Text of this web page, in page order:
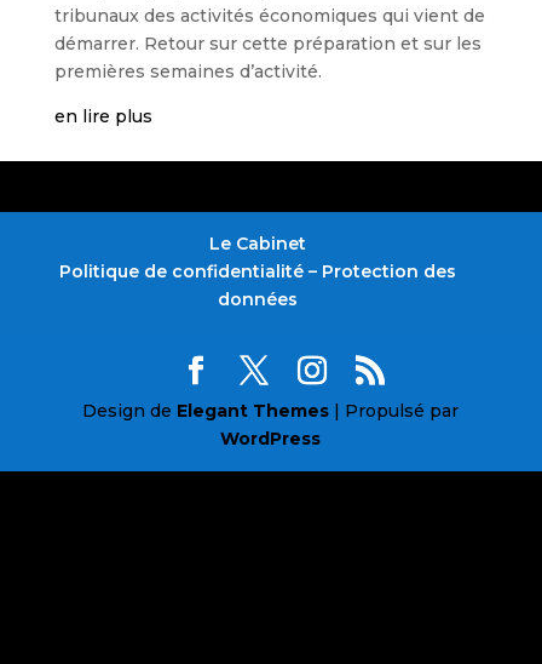
tribunaux des activités économiques qui vient de
démarrer. Retour sur cette préparation et sur les
premières semaines d’activité.
en lire plus
Le Cabinet
Politique de confidentialité – Protection des
données
Design de Elegant Themes | Propulsé par
WordPress